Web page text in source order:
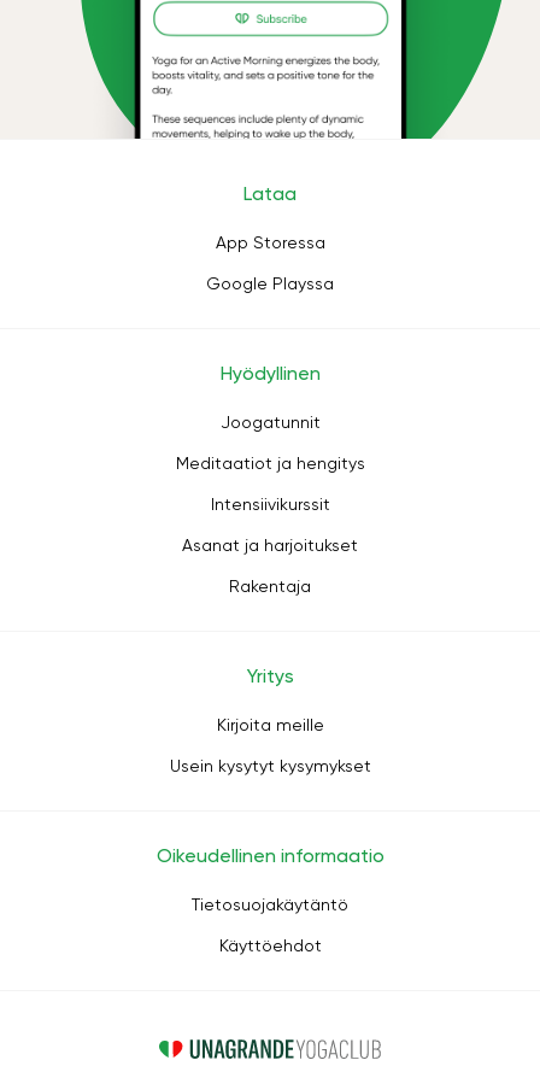
Lataa
App Storessa
Google Playssa
Hyödyllinen
Joogatunnit
Meditaatiot ja hengitys
Intensiivikurssit
Asanat ja harjoitukset
Rakentaja
Yritys
Kirjoita meille
Usein kysytyt kysymykset
Oikeudellinen informaatio
Tietosuojakäytäntö
Käyttöehdot